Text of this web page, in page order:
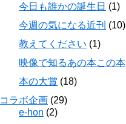
今日も誰かの誕生日 (1)
今週の気になる近刊 (10)
教えてください (1)
映像で知るあの本この本
本の大賞 (18)
コラボ企画 (29)
e-hon (2)